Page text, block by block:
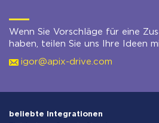
Wenn Sie Vorschläge für eine
haben, teilen Sie uns Ihre Ideen
igor@apix-drive.com
beliebte Integrationen